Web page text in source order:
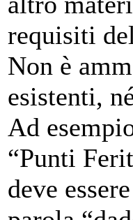
requisiti
Non è
esistenti,
Ad
“Punti
deve